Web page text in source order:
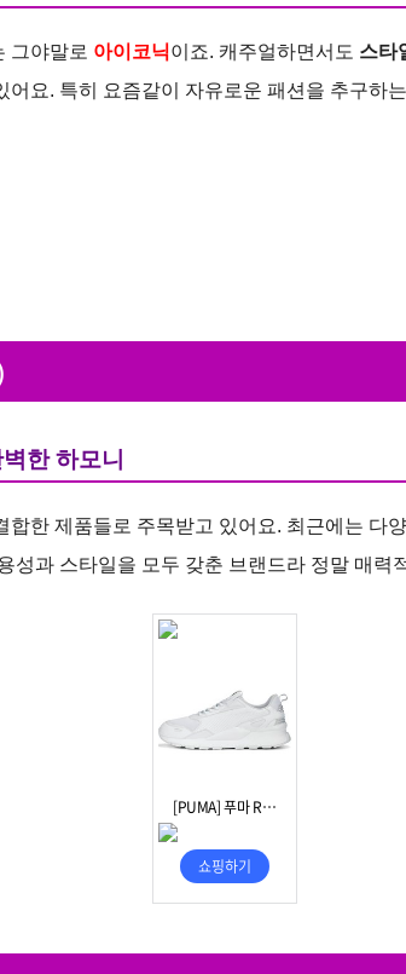
그야말로 아이코닉이죠. 캐주얼하면서도 스타
어요. 특히 요즘같이 자유로운 패션을 추구하
한 하모니
합한 제품들로 주목받고 있어요. 최근에는 다
성과 스타일을 모두 갖춘 브랜드라 정말 매력